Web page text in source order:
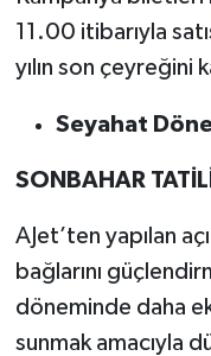
11.00 itibarıyla
yılın son çeyreğini
Seyahat
SONBAHAR
AJet’ten yapılan
bağlarını
döneminde daha
sunmak amacıyla